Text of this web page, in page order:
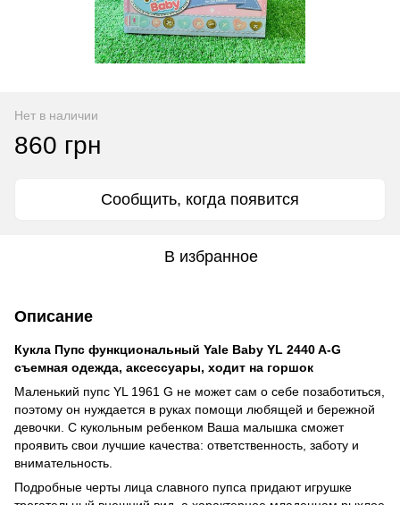
Нет в наличии
860 грн
Сообщить, когда появится
В избранное
Описание
Кукла Пупс функциональный Yale Baby YL 2440 A-G
съемная одежда, аксессуары, ходит на горшок
Маленький пупс YL 1961 G не может сам о себе позаботиться,
поэтому он нуждается в руках помощи любящей и бережной
девочки. С кукольным ребенком Ваша малышка сможет
проявить свои лучшие качества: ответственность, заботу и
внимательность.
Подробные черты лица славного пупса придают игрушке